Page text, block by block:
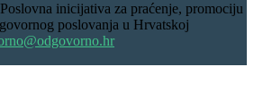
inicijativa za praćenje, promociju
poslovanja u Hrvatskoj